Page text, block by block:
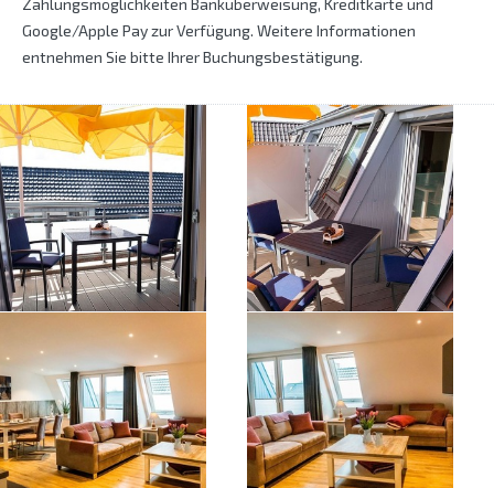
Zahlungsmöglichkeiten Banküberweisung, Kreditkarte und
Google/Apple Pay zur Verfügung. Weitere Informationen
entnehmen Sie bitte Ihrer Buchungsbestätigung.